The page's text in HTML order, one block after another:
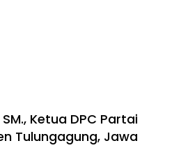
Ketua DPC Partai
Tulungagung, Jawa